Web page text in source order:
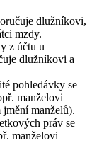
dlužníkovi,
mzdy.
z účtu u
dlužníkovi a
pohledávky se
manželovi
manželů).
práv se
manželovi